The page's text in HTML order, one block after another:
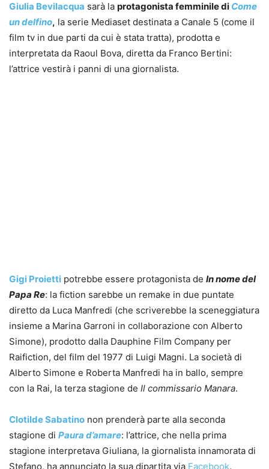
Giulia Bevilacqua sarà la protagonista femminile di Come
un delfino, la serie Mediaset destinata a Canale 5 (come il
film tv in due parti da cui è stata tratta), prodotta e
interpretata da Raoul Bova, diretta da Franco Bertini:
l’attrice vestirà i panni di una giornalista.
Gigi Proietti potrebbe essere protagonista de In nome del
Papa Re: la fiction sarebbe un remake in due puntate
diretto da Luca Manfredi (che scriverebbe la sceneggiatura
insieme a Marina Garroni in collaborazione con Alberto
Simone), prodotto dalla Dauphine Film Company per
Raifiction, del film del 1977 di Luigi Magni. La società di
Alberto Simone e Roberta Manfredi ha in ballo, sempre
con la Rai, la terza stagione de Il commissario Manara.
Clotilde Sabatino non prenderà parte alla seconda
stagione di Paura d’amare: l’attrice, che nella prima
stagione interpretava Giuliana, la giornalista innamorata di
Stefano, ha annunciato la sua dipartita via Facebook.